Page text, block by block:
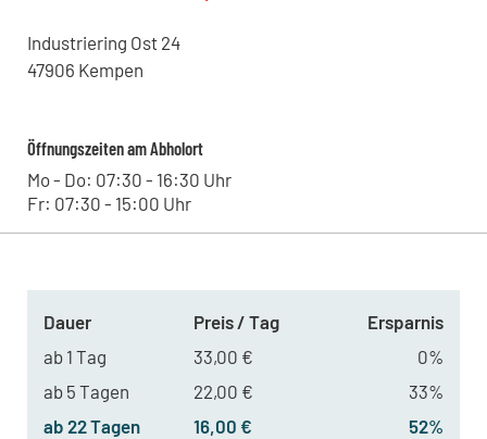
Industriering Ost 24
47906 Kempen
Öffnungszeiten am Abholort
Mo - Do: 07:30 - 16:30 Uhr
Fr: 07:30 - 15:00 Uhr
Dauer Preis / Tag
Ersparnis
ab 1 Tag
33,00 €
0%
ab 5 Tagen
22,00 €
33%
ab 22 Tagen
16,00 € 52%